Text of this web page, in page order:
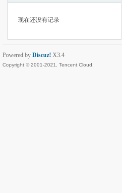
现在还没有记录
Powered by Discuz! X3.4
Copyright © 2001-2021, Tencent Cloud.